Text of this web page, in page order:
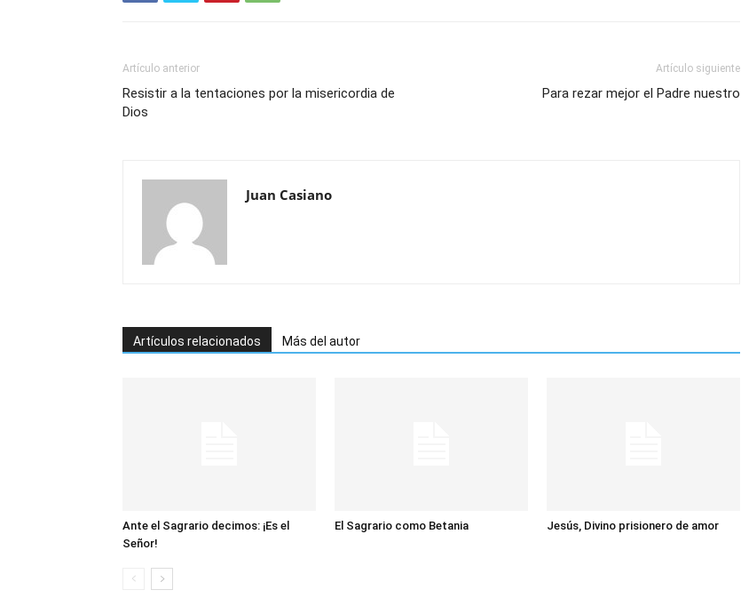
Artículo anterior
Resistir a la tentaciones por la misericordia de
Dios
Artículo siguiente
Para rezar mejor el Padre nuestro
Juan Casiano
Artículos relacionados Más del autor
Ante el Sagrario decimos: ¡Es el
Señor!
El Sagrario como Betania Jesús, Divino prisionero de amor